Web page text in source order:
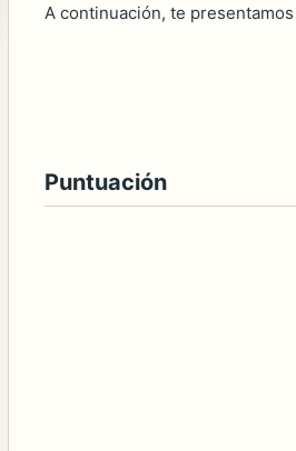
A continuación, te
Puntuación